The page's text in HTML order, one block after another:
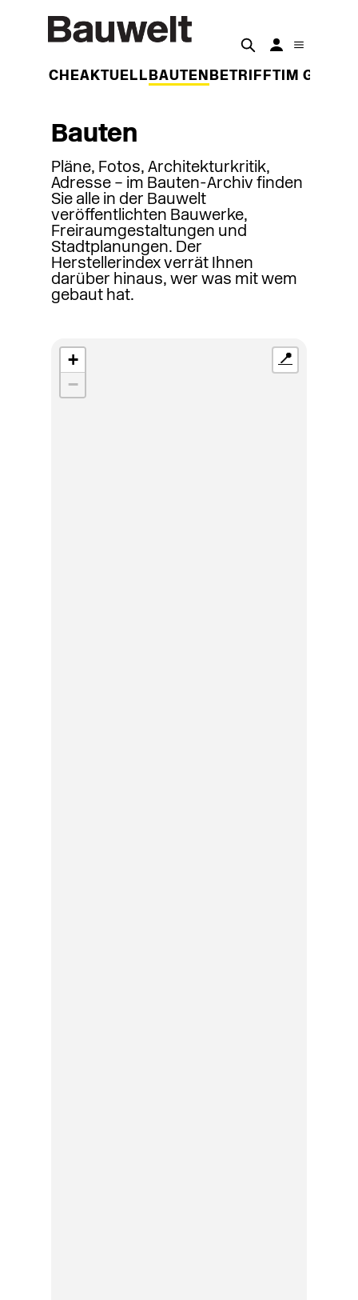
WOCHEAKTUELL BAUTEN BETRIFFT IM
Bauten
Pläne, Fotos, Architekturkritik,
Adresse – im Bauten-Archiv finden
Sie alle in der Bauwelt
veröffentlichten Bauwerke,
Freiraumgestaltungen und
Stadtplanungen. Der
Herstellerindex verrät Ihnen
darüber hinaus, wer was mit wem
gebaut hat.
+
−
📍